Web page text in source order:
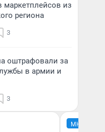
маркетплейсов из
региона
3
оштрафовали за
в армии и
3
МНЕНИЕ